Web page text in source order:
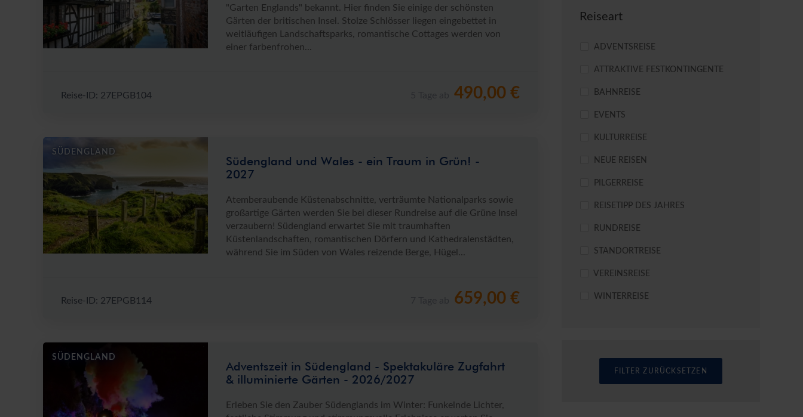
"Garten Englands" bekannt. Hier finden Sie einige der schönsten
Gärten der britischen Insel. Stolze Schlösser liegen eingebettet in
weitläufigen Landschaftsparks, romantische Cottages werden von
einer farbenfrohen...
490,00 €
Reise-ID: 27EPGB104
SÜDENGLAND
Südengland und Wales - ein Traum in Grün! -
2027
Atemberaubende Küstenabschnitte, verträumte Nationalparks sowie
großartige Gärten werden Sie bei dieser Rundreise auf die Grüne Insel
verzaubern! Südengland erwartet Sie mit traumhaften
Küstenlandschaften, romantischen Dörfern und Kathedralenstädten,
während Sie im Süden von Wales reizende Berge, Hügel...
659,00 €
Reise-ID: 27EPGB114
SÜDENGLAND
Adventszeit in Südengland - Spektakuläre Zugfahrt
& illuminierte Gärten - 2026/2027
Erleben Sie den Zauber Südenglands im Winter: Funkelnde Lichter,
Reiseart
ADVENTSREISE
ATTRAKTIVE FESTKONTINGENTE
BAHNREISE
EVENTS
KULTURREISE
NEUE REISEN
PILGERREISE
REISETIPP DES JAHRES
RUNDREISE
STANDORTREISE
VEREINSREISE
WINTERREISE